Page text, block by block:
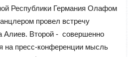
Республики Германия Олафом
провел встречу
Алиев. Второй - совершенно
на пресс-конференции мысль